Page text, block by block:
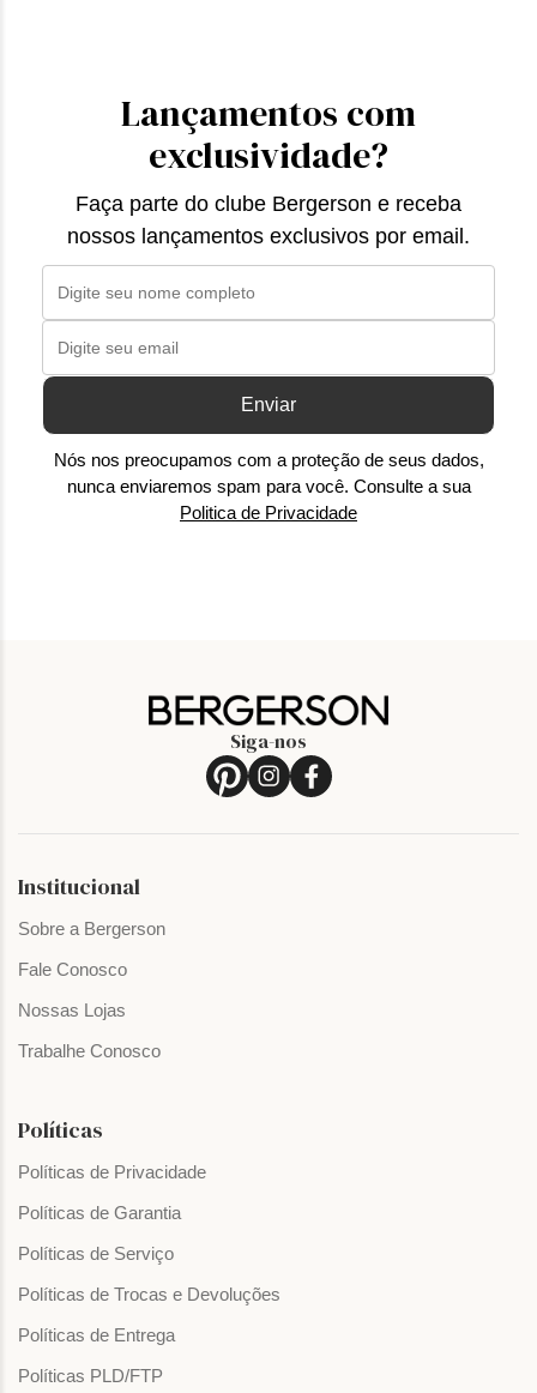
Lançamentos com
exclusividade?
Faça parte do clube Bergerson e receba
nossos lançamentos exclusivos por email.
Enviar
Nós nos preocupamos com a proteção de seus dados,
nunca enviaremos spam para você. Consulte a sua
Politica de Privacidade
Siga-nos
Institucional
Sobre a Bergerson
Fale Conosco
Nossas Lojas
Trabalhe Conosco
Políticas
Políticas de Privacidade
Políticas de Garantia
Políticas de Serviço
Políticas de Trocas e Devoluções
Políticas de Entrega
Políticas PLD/FTP